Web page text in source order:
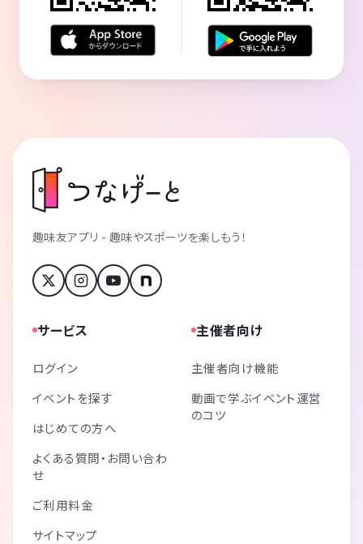
趣味友アプリ - 趣味やスポーツを楽しもう！
サービス
ログイン
イベントを探す
はじめての方へ
よくある質問・お問い合わ
せ
ご利用料金
サイトマップ
主催者向け
主催者向け機能
動画で学ぶイベント運営
のコツ